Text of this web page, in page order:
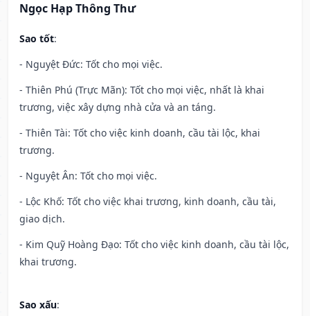
Ngọc Hạp Thông Thư
Sao tốt:
- Nguyệt Đức: Tốt cho mọi việc.
- Thiên Phú (Trực Mãn): Tốt cho mọi việc, nhất là khai
trương, việc xây dựng nhà cửa và an táng.
- Thiên Tài: Tốt cho việc kinh doanh, cầu tài lộc, khai
trương.
- Nguyệt Ân: Tốt cho mọi việc.
- Lộc Khố: Tốt cho việc khai trương, kinh doanh, cầu tài,
giao dịch.
- Kim Quỹ Hoàng Đạo: Tốt cho việc kinh doanh, cầu tài lộc,
khai trương.
Sao xấu: